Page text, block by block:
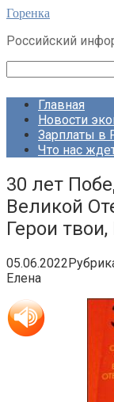
Перейти
контенту
Горенка
Российский
Главная
Новости
Зарплаты в
Что нас
30 лет
Великой
Герои
05.06.2022
Елена